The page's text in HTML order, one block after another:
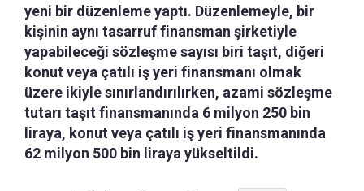
yeni bir düzenleme yaptı. Düzenlemeyle, bir
kişinin aynı tasarruf finansman şirketiyle
yapabileceği sözleşme sayısı biri taşıt, diğeri
konut veya çatılı iş yeri finansmanı olmak
üzere ikiyle sınırlandırılırken, azami sözleşme
tutarı taşıt finansmanında 6 milyon 250 bin
liraya, konut veya çatılı iş yeri finansmanında
62 milyon 500 bin liraya yükseltildi.